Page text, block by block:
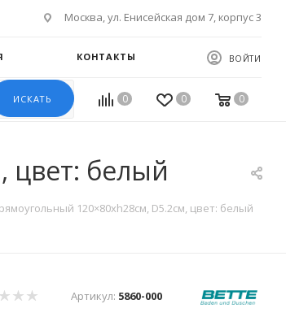
Москва, ул. Енисейская дом 7, корпус 3
КОНТАКТЫ ВОЙТИ
ИСКАТЬ 0 0 0
цвет: белый
120×80хh28см, D5.2см, цвет: белый
Артикул: 5860-000